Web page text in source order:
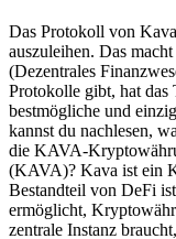
Das Protokoll von
auszuleihen. Das
(Dezentrales
Protokolle gibt, hat das
bestmögliche und
kannst du nachlesen,
die KAVA-
(KAVA)? Kava ist ein
Bestandteil von DeFi
ermöglicht,
zentrale Instanz